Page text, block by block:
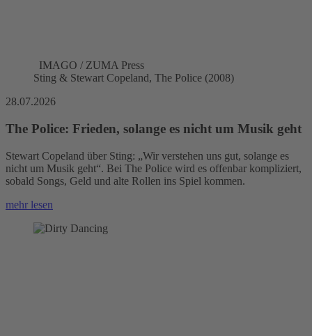
IMAGO / ZUMA Press
Sting & Stewart Copeland, The Police (2008)
28.07.2026
The Police: Frieden, solange es nicht um Musik geht
Stewart Copeland über Sting: „Wir verstehen uns gut, solange es
nicht um Musik geht“. Bei The Police wird es offenbar kompliziert,
sobald Songs, Geld und alte Rollen ins Spiel kommen.
mehr lesen